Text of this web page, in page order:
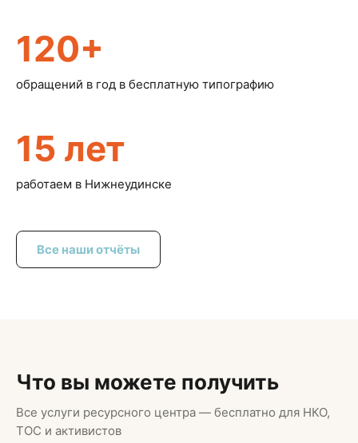
120+
обращений в год в бесплатную типографию
15 лет
работаем в Нижнеудинске
Все наши отчёты
Что вы можете получить
Все услуги ресурсного центра — бесплатно для НКО,
ТОС и активистов